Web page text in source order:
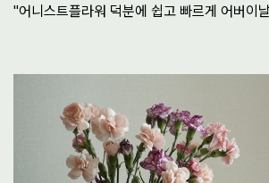
"어니스트플라워 덕분에 쉽고 빠르게 어버이